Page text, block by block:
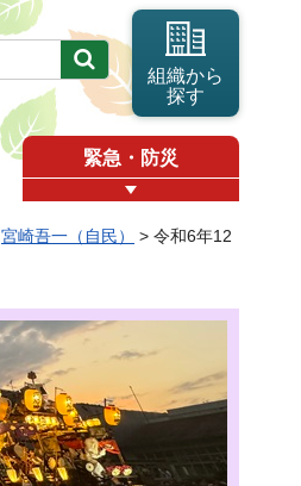
組織から
探す
緊急・防災
宮崎吾一（自民）
> 令和6年12